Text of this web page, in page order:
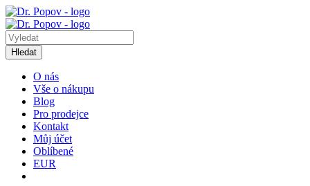
Hledat
O nás
Vše o nákupu
Blog
Pro prodejce
Kontakt
Můj účet
Oblíbené
EUR